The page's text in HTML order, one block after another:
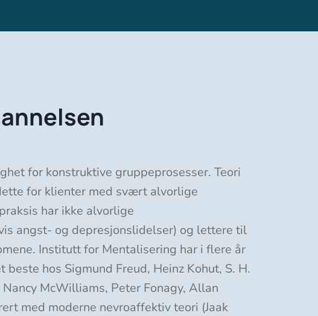
for konstruktive gruppeprosesser. Teori
for klienter med svært alvorlige
har ikke alvorlige
angst- og depresjonslidelser) og lettere til
Institutt for Mentalisering har i flere år
hos Sigmund Freud, Heinz Kohut, S. H.
Nancy McWilliams, Peter Fonagy, Allan
med moderne nevroaffektiv teori (Jaak